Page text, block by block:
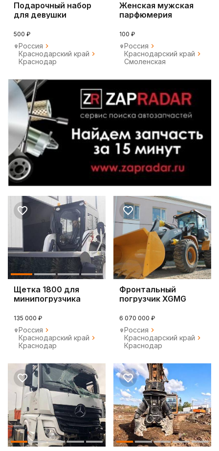
Подарочный набор
для девушки
500 ₽
Россия
Краснодарский край
Краснодар
Женская мужская
парфюмерия
100 ₽
Россия
Краснодарский край
Смоленская
Щетка 1800 для
минипогрузчика
135 000 ₽
Россия
Краснодарский край
Краснодар
Фронтальный
погрузчик XGMG
6 070 000 ₽
Россия
Краснодарский край
Краснодар